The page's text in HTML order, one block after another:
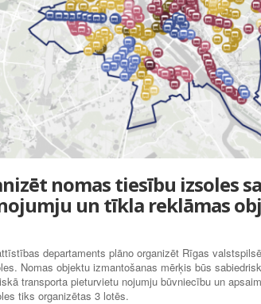
nomas tiesību izsoles
un tīkla reklāmas
departaments plāno organizēt Rīgas
Nomas objektu izmantošanas mērķis būs
transporta pieturvietu nojumju būvniecību un
tiks organizētas 3 lotēs.